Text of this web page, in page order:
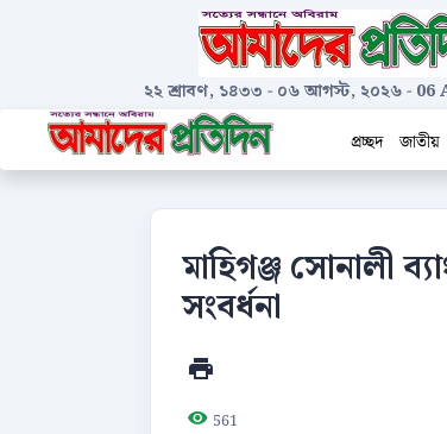
২২ শ্রাবণ, ১৪৩৩ - ০৬ আগস্ট, ২০২৬- 06
প্রচ্ছদ
জাতীয়
মাহিগঞ্জ সোনালী
সংবর্ধনা
561